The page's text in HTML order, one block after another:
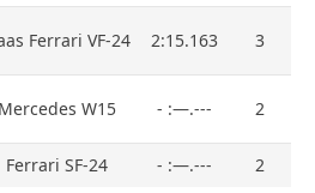
Ferrari VF-24 2:15.163 3
Mercedes W15 - :—.--- 2
Ferrari SF-24 - :—.--- 2